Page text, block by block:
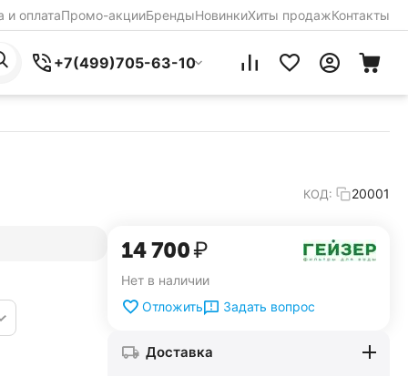
и оплатаПромо-акцииБрендыНовинкиХиты продажКонтакты
+7(499)705-63-10
КОД: 20001
14 700₽
Нет в наличии
Отложить
Задать вопрос
Доставка